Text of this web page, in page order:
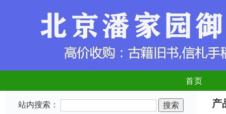
首页
站内搜索： 产